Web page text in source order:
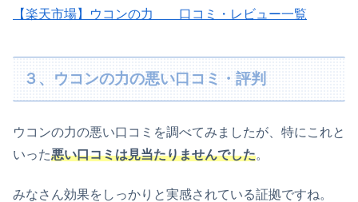
【楽天市場】ウコンの力 口コミ・レビュー一覧
３、ウコンの力の悪い口コミ・評判
ウコンの力の悪い口コミを調べてみましたが、特にこれと
いった悪い口コミは見当たりませんでした。
みなさん効果をしっかりと実感されている証拠ですね。